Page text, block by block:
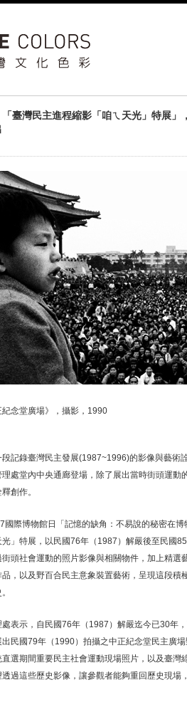
「臺灣民主進程縮影「咱ㄟ天光」特展
念堂廣場》，攝影，1990
段記錄臺灣民主發展(1987~1996)的影像與藝
處堂內中央通廊登場，除了展出當時街頭運動
創作。
國際博物館日「記憶的缺角：不易說的秘密在
」特展，以民國76年（1987）解嚴後至民國
頭社會運動的照片影像與相關物件，加上精
，以及野百合民主意象裝置藝術，呈現這段
表示，自民國76年（1987）解嚴迄今已30年
民國79年（1990）拍攝之中正紀念堂民主廣
選期間重要民主社會運動現場照片，以及臺灣
過這些歷史影像，讓參觀者能夠重回歷史現場